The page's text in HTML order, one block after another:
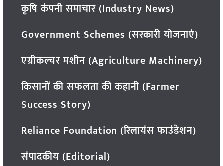
कृषि कंपनी समाचार (Industry News)
Government Schemes (सरकारी योजनाएं)
एग्रीकल्चर मशीन (Agriculture Machinery)
किसानों की सफलता की कहानी (Farmer
Success Story)
Reliance Foundation (रिलायंस फाउंडेशन)
संपादकीय (Editorial)